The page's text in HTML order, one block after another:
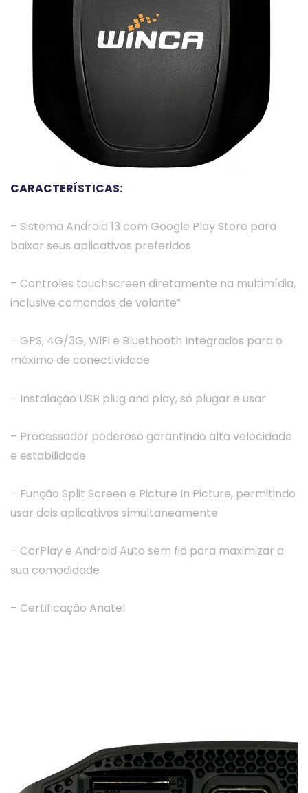
CARACTERÍSTICAS:
– Sistema Android 13 com Google Play Store para
baixar seus aplicativos preferidos
– Controles touchscreen diretamente na multimídia,
inclusive comandos de volante³
– GPS, 4G/3G, WiFi e Bluethooth Integrados para o
máximo de conectividade
– Instalação USB plug and play, só plugar e usar
– Processador poderoso garantindo alta velocidade
e estabilidade
– Função Split Screen e Picture In Picture, permitindo
usar dois aplicativos simultaneamente
– CarPlay e Android Auto sem fio para maximizar a
sua comodidade
– Certificação Anatel